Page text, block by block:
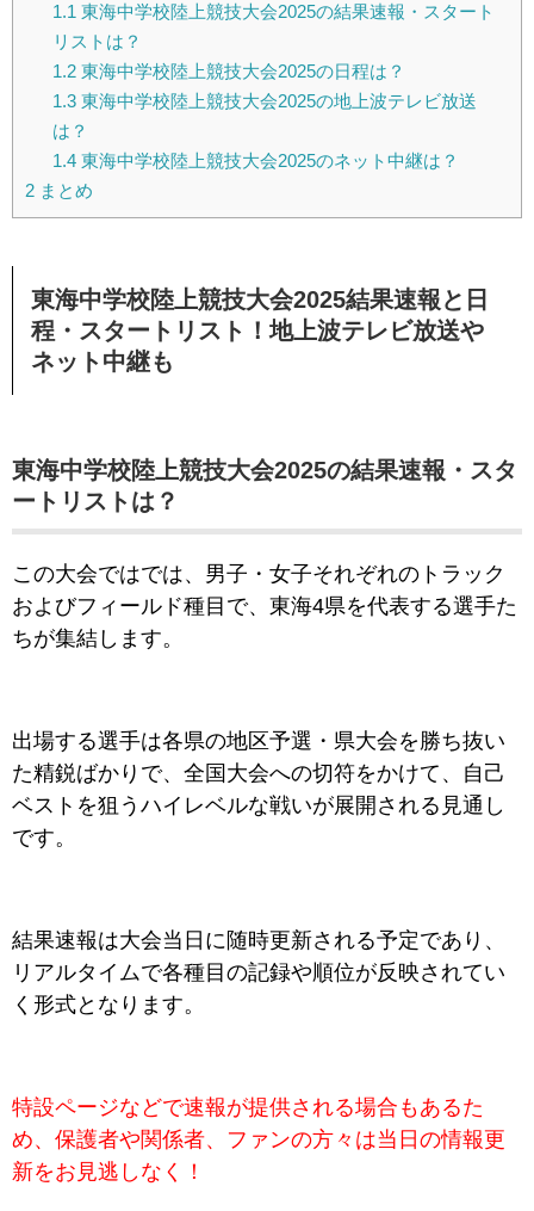
1.1 東海中学校陸上競技大会2025の結果速報・スタート
リストは？
1.2東海中学校陸上競技大会2025の日程は？
1.3東海中学校陸上競技大会2025の地上波テレビ放送
は？
1.4東海中学校陸上競技大会2025のネット中継は？
2 まとめ
東海中学校陸上競技大会2025結果速報と日
程・スタートリスト！地上波テレビ放送や
ネット中継も
東海中学校陸上競技大会2025の結果速報・スタ
ートリストは？
この大会ではでは、男子・女子それぞれのトラック
およびフィールド種目で、東海4県を代表する選手た
ちが集結します。
出場する選手は各県の地区予選・県大会を勝ち抜い
た精鋭ばかりで、全国大会への切符をかけて、自己
ベストを狙うハイレベルな戦いが展開される見通し
です。
結果速報は大会当日に随時更新される予定であり、
リアルタイムで各種目の記録や順位が反映されてい
く形式となります。
特設ページなどで速報が提供される場合もあるた
め、保護者や関係者、ファンの方々は当日の情報更
新をお見逃しなく！